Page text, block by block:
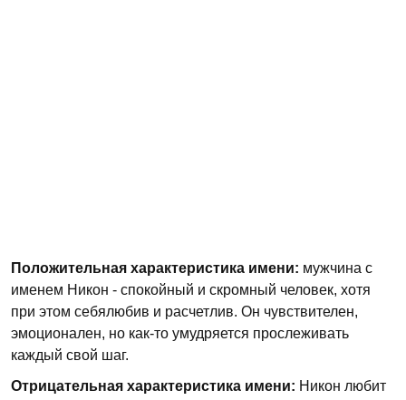
Положительная характеристика имени: мужчина с
именем Никон - спокойный и скромный человек, хотя
при этом себялюбив и расчетлив. Он чувствителен,
эмоционален, но как-то умудряется прослеживать
каждый свой шаг.
Отрицательная характеристика имени: Никон любит